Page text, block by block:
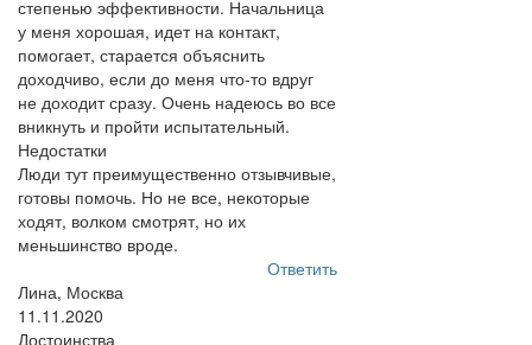
степенью эффективности. Начальница
у меня хорошая, идет на контакт,
помогает, старается объяснить
доходчиво, если до меня что-то вдруг
не доходит сразу. Очень надеюсь во все
вникнуть и пройти испытательный.
Недостатки
Люди тут преимущественно отзывчивые,
готовы помочь. Но не все, некоторые
ходят, волком смотрят, но их
меньшинство вроде.
Ответить
Лина, Москва
11.11.2020
Достоинства